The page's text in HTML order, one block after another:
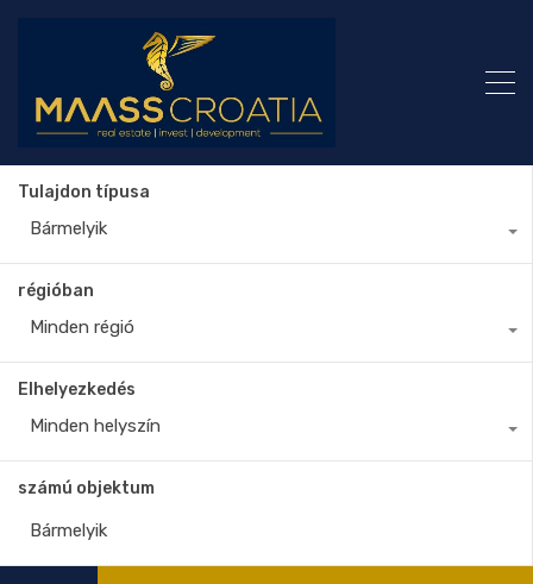
Tulajdon típusa
Bármelyik
régióban
Minden régió
Elhelyezkedés
Minden helyszín
számú objektum